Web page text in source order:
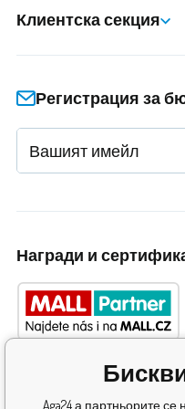
Клиентска секция
Регистрация за
Награди и
Aga24 а партньорите